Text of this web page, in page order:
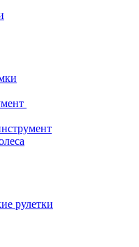
рулетки